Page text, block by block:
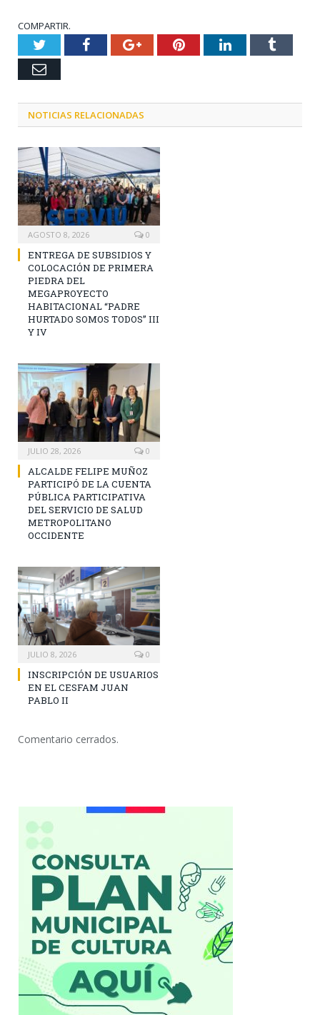
COMPARTIR.
TwitterFacebookGoogle+PinterestLinkedInTumblr
Email
NOTICIAS RELACIONADAS
AGOSTO 8, 2026 0
ENTREGA DE SUBSIDIOS Y
COLOCACIÓN DE PRIMERA
PIEDRA DEL
MEGAPROYECTO
HABITACIONAL “PADRE
HURTADO SOMOS TODOS” III
Y IV
JULIO 28, 2026 0
ALCALDE FELIPE MUÑOZ
PARTICIPÓ DE LA CUENTA
PÚBLICA PARTICIPATIVA
DEL SERVICIO DE SALUD
METROPOLITANO
OCCIDENTE
JULIO 8, 2026 0
INSCRIPCIÓN DE USUARIOS
EN EL CESFAM JUAN
PABLO II
Comentario cerrados.